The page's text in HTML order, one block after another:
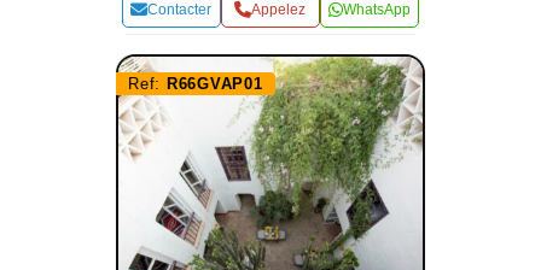
Contacter Appelez WhatsApp
Ref: R66GVAP01